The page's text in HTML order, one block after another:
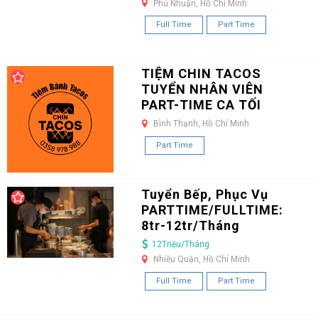
Phú Nhuận, Hồ Chí Minh
Full Time Part Time
TIỆM CHIN TACOS
TUYỂN NHÂN VIÊN
PART-TIME CA TỐI
Bình Thạnh, Hồ Chí Minh
Part Time
Tuyển Bếp, Phục Vụ
PARTTIME/FULLTIME:
8tr-12tr/Tháng
12Triệu/Tháng
Nhiều Quận, Hồ Chí Minh
Full Time Part Time